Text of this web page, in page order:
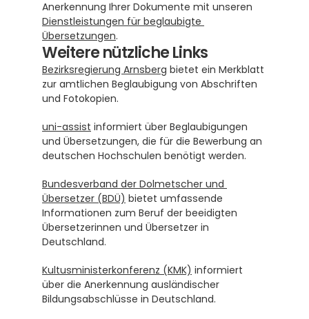
Dienstleistungen für beglaubigte
Übersetzungen.
Weitere nützliche Links
Bezirksregierung Arnsberg bietet ein Merkblatt
zur amtlichen Beglaubigung von Abschriften
und Fotokopien.
uni-assist informiert über Beglaubigungen
und Übersetzungen, die für die Bewerbung an
deutschen Hochschulen benötigt werden.
Bundesverband der Dolmetscher und
Übersetzer (BDÜ) bietet umfassende
Informationen zum Beruf der beeidigten
Übersetzerinnen und Übersetzer in
Deutschland.
Kultusministerkonferenz (KMK) informiert
über die Anerkennung ausländischer
Bildungsabschlüsse in Deutschland.